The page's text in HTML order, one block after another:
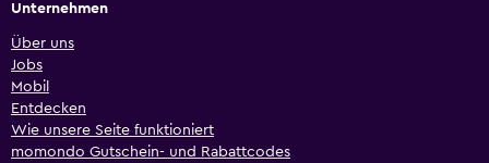
Unternehmen
Über uns
Jobs
Mobil
Entdecken
Wie unsere Seite funktioniert
momondo Gutschein- und Rabattcodes